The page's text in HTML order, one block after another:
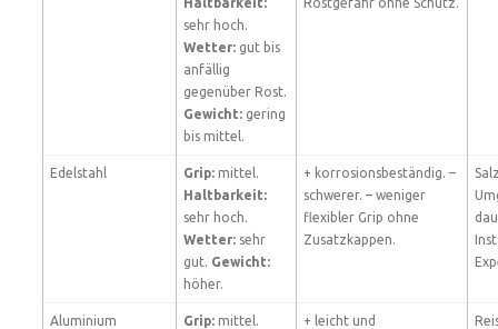
sehr hoch.
Wetter: gut bis
anfällig
gegenüber Rost.
Gewicht: gering
bis mittel.
Edelstahl Grip: mittel.
Haltbarkeit:
sehr hoch.
Wetter: sehr
gut. Gewicht:
höher.
+ korrosionsbeständig. –
schwerer. – weniger
flexibler Grip ohne
Zusatzkappen.
Aluminium Grip: mittel.
+ leicht und